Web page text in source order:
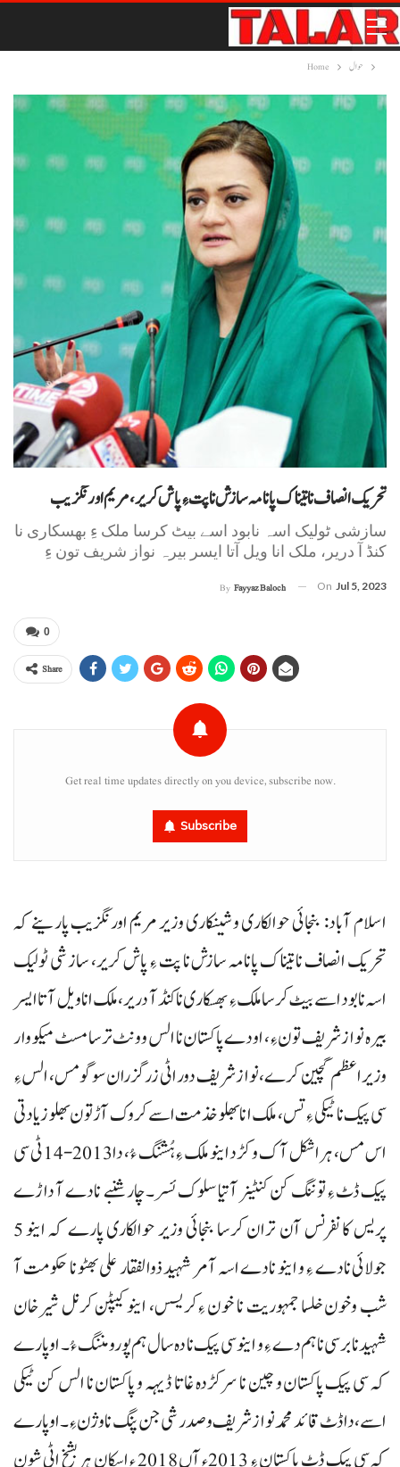
Home حوال
تحریک انصاف نا تیناک پانامہ سازش نا پت ءِ پاش کریر، مریم اورنگزیب
سازشی ٹولیک اسہ نابود اسے بیٹ کرسا ملک ءِ بھسکاری نا
کنڈ آ دریر، ملک انا ویل آتا ایسر بیرہ نواز شریف تون ءِ
By Fayyaz Baloch On Jul 5, 2023
0
Share
Get real time updates directly on you device, subscribe now.
Subscribe
اسلام آباد: بنجائی حوالکاری و شینکاری وزیر مریم اورنگزیب پارینے کہ
تحریک انصاف نا تیناک پانامہ سازش نا پت ءِ پاش کریر، سازشی ٹولیک
اسہ نابود اسے بیٹ کرسا ملک ءِ بھسکاری نا کنڈ آ دریر، ملک انا ویل آتا ایسر
بیرہ نواز شریف تون ءِ، اودے پاکستان نا الس وونٹ ترسا مسٹ میکو وار
وزیراعظم گچین کرے، نواز شریف دور اٹی زرگزران سوگو مس، الس ءِ
سی پیک نا ٹیکی ءِ تس، ملک انا بھلو خذمت اسے کروک آڑتون بھلو زیادتی
اس مس، ہراشکل آک و کڑد اینو ملک ءِ ہُشنگ ءُ، دا2013-14ٹی سی
پیک ڈٹ ءِ توننگ کن کنٹینر آتیا سلوک ئسر۔ چارشنبے نادے آ داڑے
پریس کانفرنس آن تران کرسا بنجائی وزیر حوالکاری پارے کہ اینو 5
جولائی نادے ءِ و اینو نادے اسہ آمر شہید ذوالفقار علی بھٹو نا حکومت آ
شب وخون خلسا جمہوریت نا خون ءِکریسس، اینو کیپٹن کرنل شیرخان
شہید نا برسی نا ہم دے ءِ و اینو سی پیک نا دہ سال ہم پورو مننگ ءُ۔ اوپارے
کہ سی پیک پاکستان و چین نا سرکڑدہ غاتا ڈیہہ و پاکستان نا الس کن ٹیکی
اسے، دا ڈٹ قائد محمد نواز شریف و صدر شی جن پنگ نا وژن ءِ۔ اوپارے
کہ سی پیک ڈٹ پاکستان ءِ 2013ء آں 2018 ء اسکان ہر بشخ اٹی شون